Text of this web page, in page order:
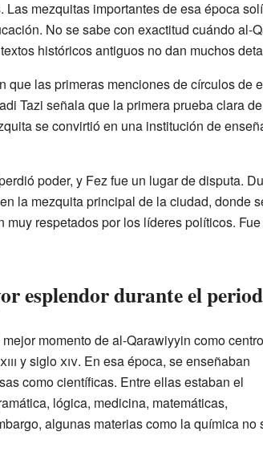
mezquitas importantes de esa época
No se sabe con exactitud cuándo al-
históricos antiguos no dan muchos
que las primeras menciones de círculos de
Tazi señala que la primera prueba clara
se convirtió en una institución de
poder, y Fez fue un lugar de disputa.
la mezquita principal de la ciudad, donde
muy respetados por los líderes políticos.
esplendor durante el
momento de al-Qarawiyyin como
xiii y sigloxiv. En esa época, se enseñaban
como científicas. Entre ellas estaban el
lógica, medicina, matemáticas,
algunas materias como la química no